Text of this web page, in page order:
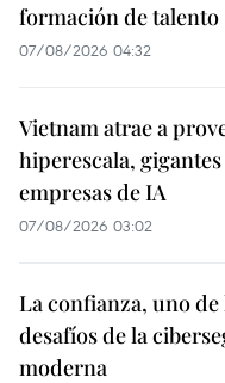
formación de talento
07/08/2026 04:32
Vietnam atrae a
hiperescala,
empresas de IA
07/08/2026 03:02
La confianza, uno de
desafíos de la
moderna